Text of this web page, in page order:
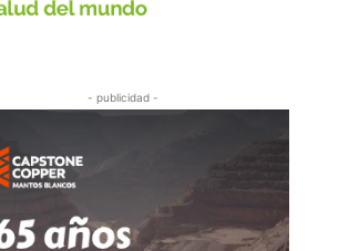
- publicidad -